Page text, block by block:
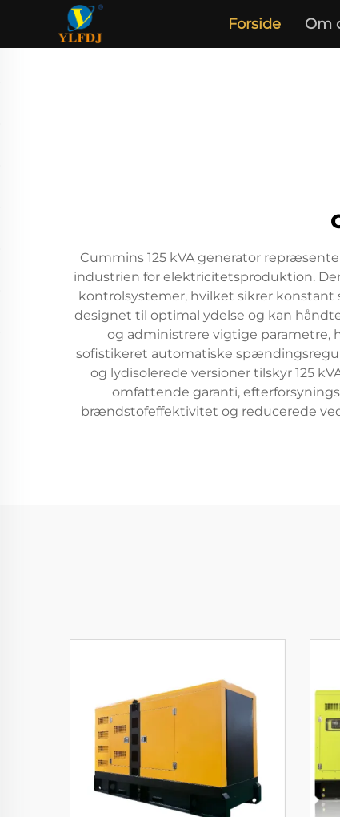
Forside Om
Cummins 125 kVA generator
industrien for elektricitetsproduktion.
kontrolsystemer, hvilket sikrer
designet til optimal ydelse og kan
og administrere vigtige
sofistikeret automatiske
og lydisolerede versioner tilskyr 125
omfattende garanti,
brændstofeffektivitet og reducerede